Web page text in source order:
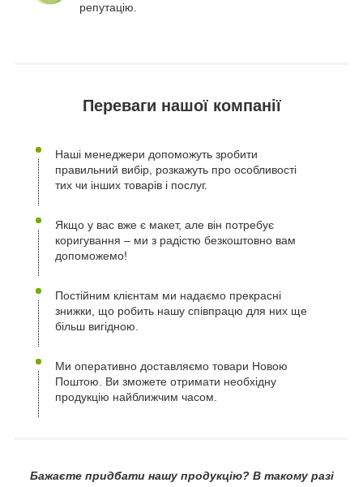
репутацію.
Переваги нашої компанії
Наші менеджери допоможуть зробити
правильний вибір, розкажуть про особливості
тих чи інших товарів і послуг.
Якщо у вас вже є макет, але він потребує
коригування – ми з радістю безкоштовно вам
допоможемо!
Постійним клієнтам ми надаємо прекрасні
знижки, що робить нашу співпрацю для них ще
більш вигідною.
Ми оперативно доставляємо товари Новою
Поштою. Ви зможете отримати необхідну
продукцію найближчим часом.
Бажаєте придбати нашу продукцію? В такому разі